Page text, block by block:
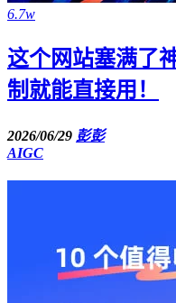
6.7w
这个网站塞满了
制就能直接用！
2026/06/29 彭彭
AIGC